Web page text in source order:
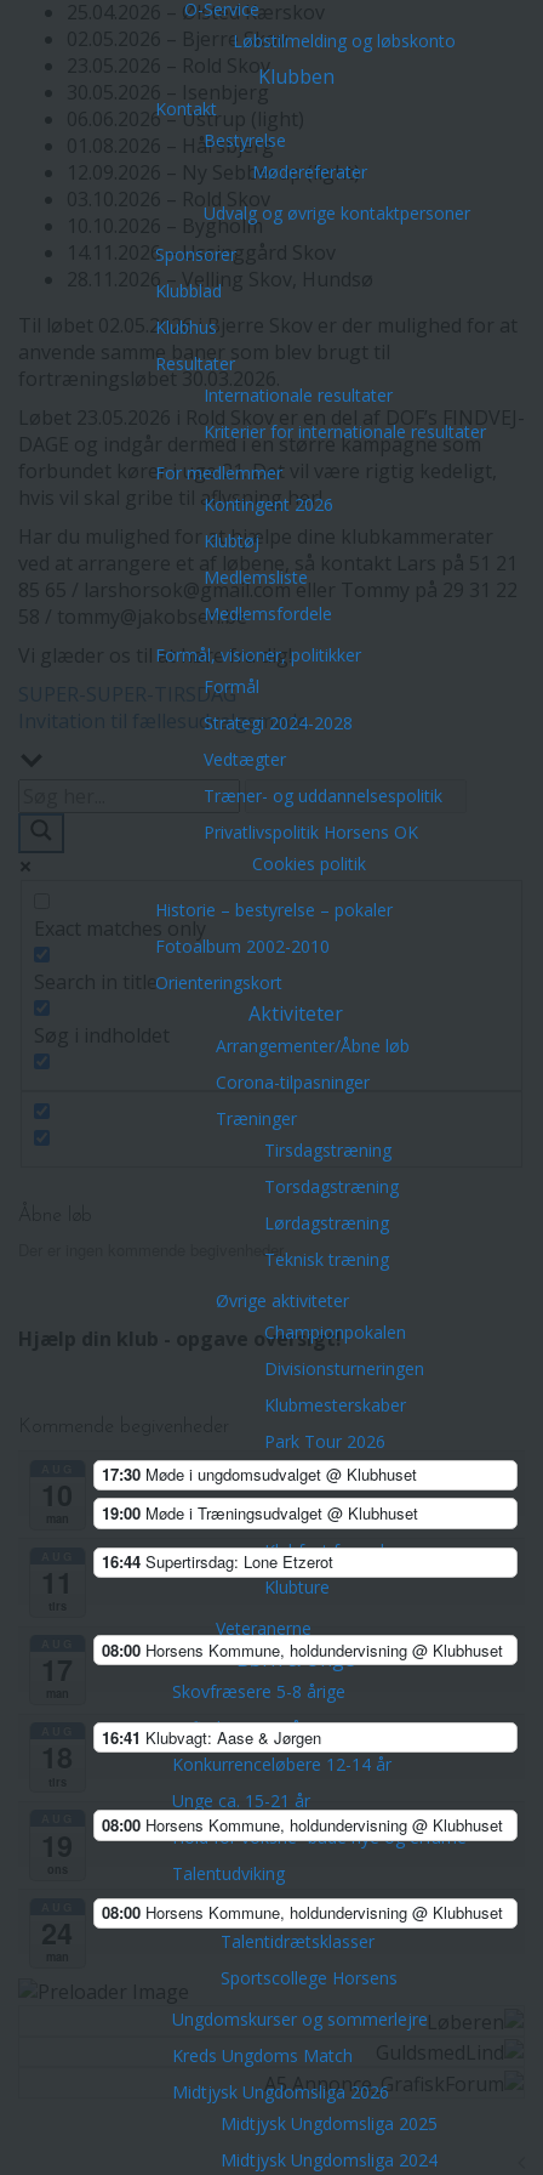
O-Service
Løbstilmelding og løbskonto
Klubben
Kontakt
Bestyrelse
Mødereferater
Udvalg og øvrige kontaktpersoner
Sponsorer
Klubblad
Klubhus
Resultater
Internationale resultater
Kriterier for internationale resultater
For medlemmer
Kontingent 2026
Klubtøj
Medlemsliste
Medlemsfordele
Formål, visioner, politikker
Formål
Strategi 2024-2028
Vedtægter
Træner- og uddannelsespolitik
Privatlivspolitik Horsens OK
Cookies politik
Historie – bestyrelse – pokaler
Fotoalbum 2002-2010
Orienteringskort
Aktiviteter
Arrangementer/Åbne løb
Corona-tilpasninger
Træninger
Tirsdagstræning
Torsdagstræning
Lørdagstræning
Teknisk træning
Øvrige aktiviteter
Championpokalen
Divisionsturneringen
Klubmesterskaber
Park Tour 2026
Nytårsløb 2025
Dark Trail Horsens
Klubfest for voksne
Klubture
Veteranerne
Børn & Unge
Skovfræsere 5-8 årige
Stifindere 9-11 år
Konkurrenceløbere 12-14 år
Unge ca. 15-21 år
Hold for voksne -både nye og erfarne
Talentudviking
TalentCenter Midt
Talentidrætsklasser
Sportscollege Horsens
Ungdomskurser og sommerlejre
Kreds Ungdoms Match
Midtjysk Ungdomsliga 2026
Midtjysk Ungdomsliga 2025
Midtjysk Ungdomsliga 2024
25.04.2026 – Ølsted Kærskov
02.05.2026 – Bjerre Skov
23.05.2026 – Rold Skov
30.05.2026 – Isenbjerg
06.06.2026 – Ustrup (light)
01.08.2026 – Hårsbjerg
12.09.2026 – Ny Sebberup (light)
10.10.2026 – Bygholm
14.11.2026 – Ussinggård Skov
28.11.2026 – Velling Skov, Hundsø
Til løbet 02.05.2026 i Bjerre Skov er der mulighed for at
anvende samme baner som blev brugt til
fortræningsløbet 30.03.2026.
DAGE og indgår dermed i en større kampagne som
forbundet kører i uge 21. Det vil være rigtig kedeligt,
hvis vil skal gribe til aflysning her!
Har du mulighed for at hjælpe dine klubkammerater
85 65 / larshorsok@gmail.com eller Tommy på 29 31 22
58 / tommy@jakobsen.be
Vi glæder os til at høre fra dig!
Indlægsnavigation
SUPER-SUPER-TIRSDAG
Invitation til fællesudvalgsmøde
Search in title
Der er ingen kommende begivenheder.
Hjælp din klub - opgave oversigt!
17:30 Møde i ungdomsudvalget @ Klubhuset
19:00 Møde i Træningsudvalget @ Klubhuset
16:44 Supertirsdag: Lone Etzerot
08:00 Horsens Kommune, holdundervisning @ Klubhuset
16:41 Klubvagt: Aase & Jørgen
08:00 Horsens Kommune, holdundervisning @ Klubhuset
08:00 Horsens Kommune, holdundervisning @ Klubhuset